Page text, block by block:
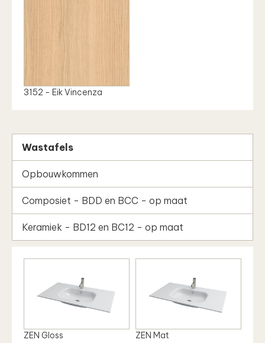
3152 - Eik Vincenza
Wastafels
Opbouwkommen
Composiet - BDD en BCC - op maat
Keramiek - BD12 en BC12 - op maat
ZEN Gloss ZEN Mat